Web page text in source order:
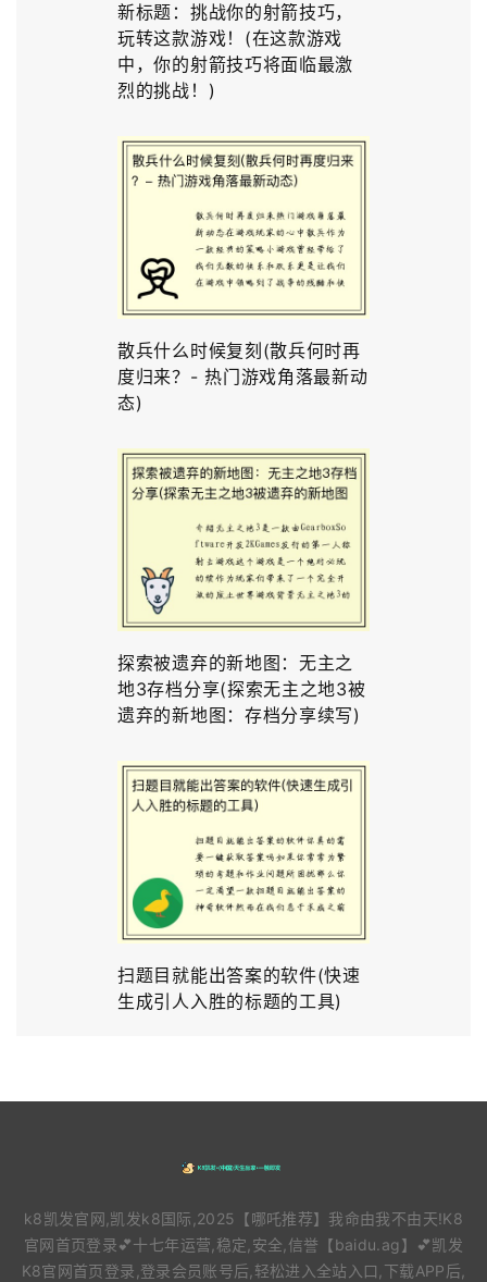
新标题：挑战你的射箭技巧，
玩转这款游戏！(在这款游戏
中，你的射箭技巧将面临最激
烈的挑战！)
散兵什么时候复刻(散兵何时再
度归来？- 热门游戏角落最新动
态)
探索被遗弃的新地图：无主之
地3存档分享(探索无主之地3被
遗弃的新地图：存档分享续写)
扫题目就能出答案的软件(快速
生成引人入胜的标题的工具)
k8凯发官网,凯发k8国际,2025【哪吒推荐】我命由我不由天!K8
官网首页登录💕十七年运营,稳定,安全,信誉【baidu.ag】💕凯发
K8官网首页登录,登录会员账号后,轻松进入全站入口,下载APP后,